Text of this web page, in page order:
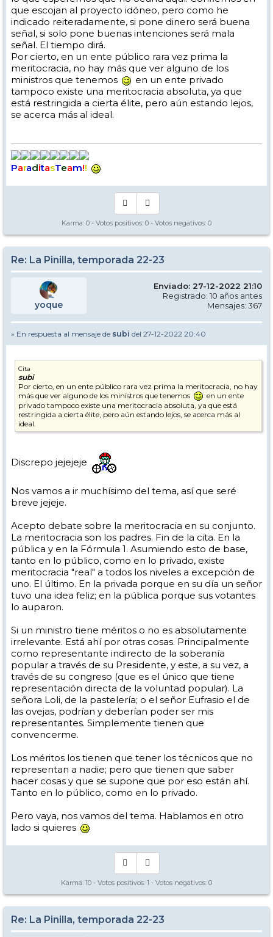
que escojan al proyecto idóneo, pero como he
indicado reiteradamente, si pone dinero será buena
señal, si solo pone buenas intenciones será mala
señal. El tiempo dirá.
Por cierto, en un ente público rara vez prima la
meritocracia, no hay más que ver alguno de los
ministros que tenemos
en un ente privado
tampoco existe una meritocracia absoluta, ya que
está restringida a cierta élite, pero aún estando lejos,
se acerca más al ideal.
ParaditasTeam!!
Karma: 0 - Votos positivos: 0 - Votos negativos: 0
Re: La Pinilla, temporada 22-23
yoque
Enviado: 27-12-2022 21:10
Registrado: 10 años antes
Mensajes: 367
» En respuesta al mensaje de subi del 27-12-2022 20:40
Cita
subi
Por cierto, en un ente público rara vez prima la meritocracia, no hay
más que ver alguno de los ministros que tenemos
en un ente
privado tampoco existe una meritocracia absoluta, ya que está
restringida a cierta élite, pero aún estando lejos, se acerca más al
ideal.
Discrepo jejejeje
Nos vamos a ir muchísimo del tema, así que seré
breve jejeje.
Acepto debate sobre la meritocracia en su conjunto.
La meritocracia son los padres. Fin de la cita. En la
pública y en la Fórmula 1. Asumiendo esto de base,
tanto en lo público, como en lo privado, existe
meritocracia "real" a todos los niveles a excepción de
uno. El último. En la privada porque en su día un señor
tuvo una idea feliz; en la pública porque sus votantes
lo auparon.
Si un ministro tiene méritos o no es absolutamente
irrelevante. Está ahí por otras cosas. Principalmente
como representante indirecto de la soberanía
popular a través de su Presidente, y este, a su vez, a
través de su congreso (que es el único que tiene
representación directa de la voluntad popular). La
señora Loli, de la pastelería; o el señor Eufrasio el de
las ovejas, podrían y deberían poder ser mis
representantes. Simplemente tienen que
convencerme.
Los méritos los tienen que tener los técnicos que no
representan a nadie; pero que tienen que saber
hacer cosas y que se supone que por eso están ahí.
Tanto en lo público, como en lo privado.
Pero vaya, nos vamos del tema. Hablamos en otro
lado si quieres
Karma: 10 - Votos positivos: 1 - Votos negativos: 0
Re: La Pinilla, temporada 22-23